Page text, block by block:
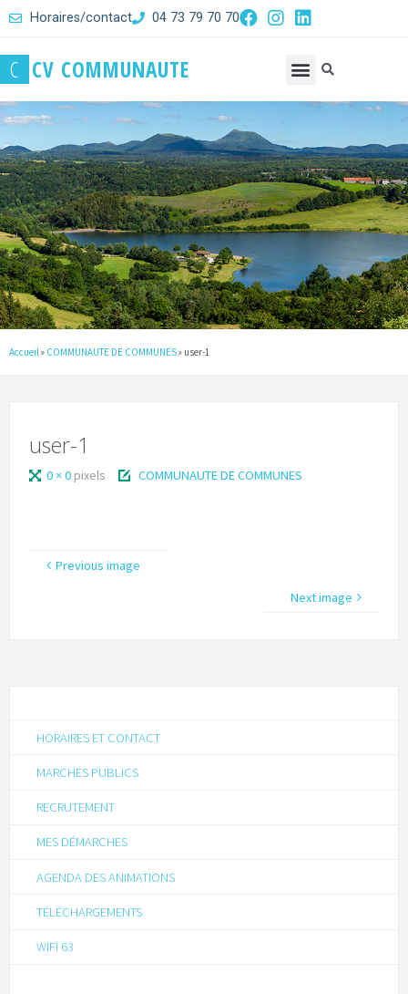
Horaires/contact 04 73 79 70 70
C CV COMMUNAUTE
Accueil » COMMUNAUTE DE COMMUNES» user-1
user-1
0 × 0 pixels COMMUNAUTE DE COMMUNES
Previous image
Next image
HORAIRES ET CONTACT
MARCHÉS PUBLICS
RECRUTEMENT
MES DÉMARCHES
AGENDA DES ANIMATIONS
TÉLÉCHARGEMENTS
WIFI 63